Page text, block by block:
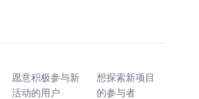
愿意积极参与新
活动的用户
想探索新项目
的参与者